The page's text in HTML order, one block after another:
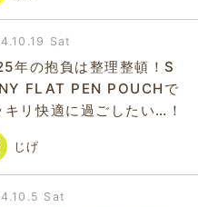
Sat
年の抱負は整理整頓！S
FLAT PEN POUCHで
キリ快適に過ごしたい…！
じげ
Sat